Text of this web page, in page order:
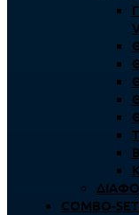
COMBO-SET